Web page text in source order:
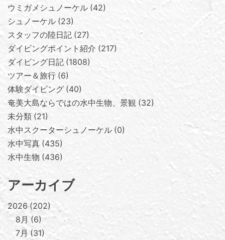
ウミガメシュノーケル 42
シュノーケル 23
スタッフの陸日記 27
ダイビングポイント紹介 217
ダイビング日記 1808
ツアー＆旅行 6
体験ダイビング 40
奄美大島ならではの水中生物、景観 32
未分類 21
水中スクーターシュノーケル 0
水中写真 435
水中生物 436
アーカイブ
2026 202
8月
6
7月 31